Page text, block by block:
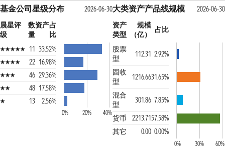
基金公司星级分布
2026-06-30
晨星评
级
数
量
资产占
比
11 33.52%
22 16.98%
46 29.36%
48 17.58%
13
2.56%
0% 20% 40%
大类资产产品线规模
2026-06-30
资产
类型
规模
（亿）
占比
股票
型
112.31 2.92%
固收
型
1216.6631.65%
混合
型
301.86 7.85%
货币
2213.7157.58%
其它
0.00 0.00%
0% 30% 60%